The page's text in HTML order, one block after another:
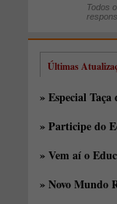
Todos
Últimas
» Especial Taça
» Participe do
» Vem aí o
» Novo Mundo